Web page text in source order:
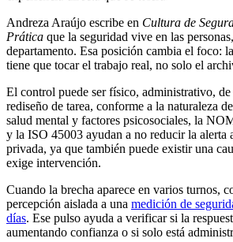
Andreza Araújo escribe en Cultura de
Prática que la seguridad vive en las
departamento. Esa posición cambia el foco:
tiene que tocar el trabajo real, no solo el
El control puede ser físico, administrativo,
rediseño de tarea, conforme a la naturaleza
salud mental y factores psicosociales, la
y la ISO 45003 ayudan a no reducir la alerta
privada, ya que también puede existir una
exige intervención.
Cuando la brecha aparece en varios turnos,
percepción aislada a una medición de
días. Ese pulso ayuda a verificar si la
aumentando confianza o si solo está